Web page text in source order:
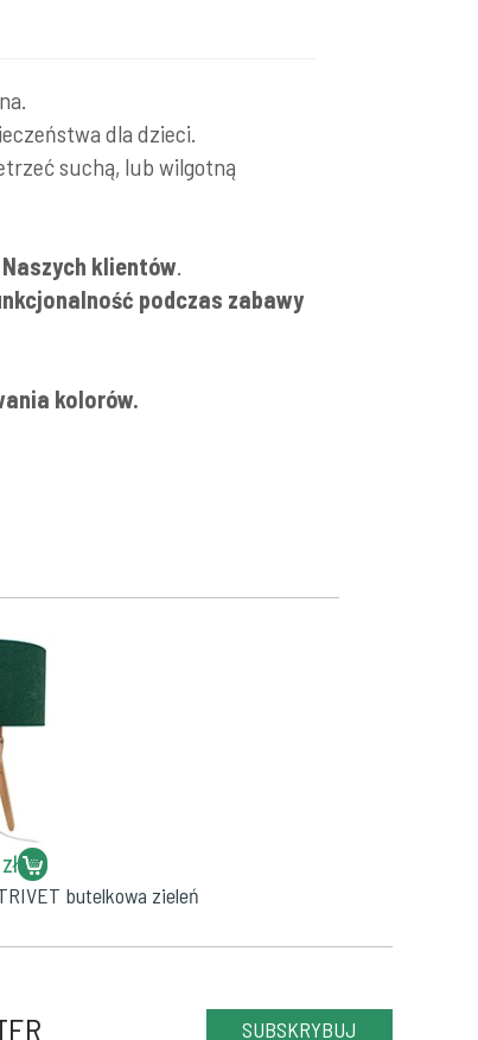
dla dzieci.
suchą, lub wilgotną
klientów.
podczas zabawy
kolorów.
butelkowa zieleń
SUBSKRYBUJ